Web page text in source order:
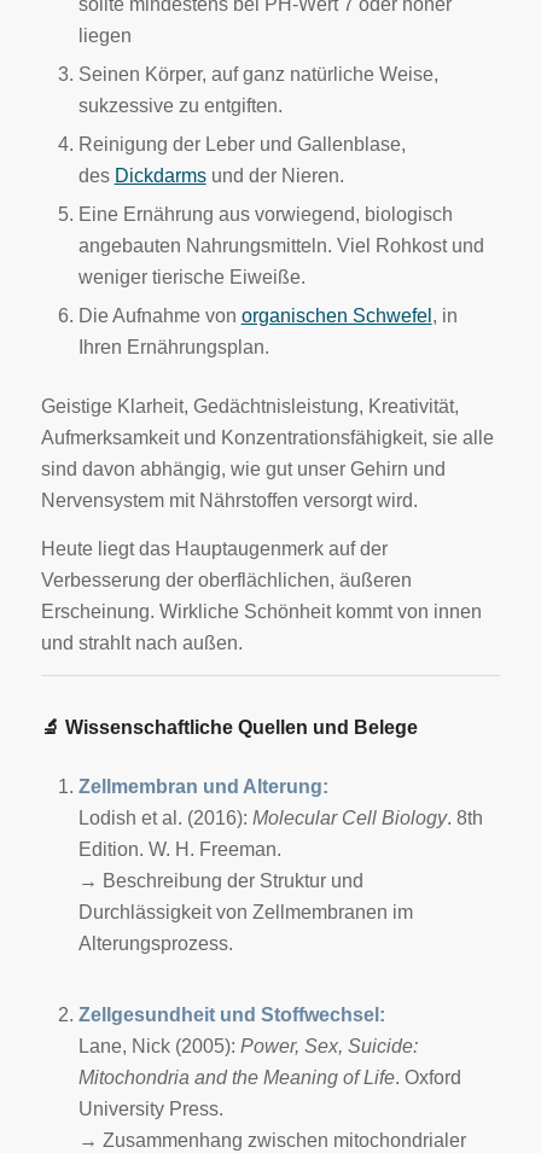
sollte mindestens bei PH-Wert 7 oder höher
liegen
Seinen Körper, auf ganz natürliche Weise,
sukzessive zu entgiften.
Reinigung der Leber und Gallenblase,
des Dickdarmsund der Nieren.
Eine Ernährung aus vorwiegend, biologisch
angebauten Nahrungsmitteln. Viel Rohkost und
weniger tierische Eiweiße.
Die Aufnahme von organischen Schwefel , in
Ihren Ernährungsplan.
Geistige Klarheit, Gedächtnisleistung, Kreativität,
Aufmerksamkeit und Konzentrationsfähigkeit, sie alle
sind davon abhängig, wie gut unser Gehirn und
Nervensystem mit Nährstoffen versorgt wird.
Heute liegt das Hauptaugenmerk auf der
Verbesserung der oberflächlichen, äußeren
Erscheinung. Wirkliche Schönheit kommt von innen
und strahlt nach außen.
🔬 Wissenschaftliche Quellen und Belege
Zellmembran und Alterung:
Lodish et al. (2016): Molecular Cell Biology. 8th
Edition. W. H. Freeman.
→ Beschreibung der Struktur und
Durchlässigkeit von Zellmembranen im
Alterungsprozess.
Zellgesundheit und Stoffwechsel:
Lane, Nick (2005): Power, Sex, Suicide:
Mitochondria and the Meaning of Life. Oxford
University Press.
→ Zusammenhang zwischen mitochondrialer